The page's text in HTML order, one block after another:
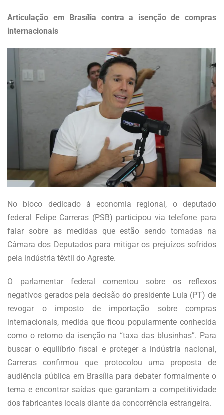
Articulação em Brasília contra a isenção de compras
internacionais
No bloco dedicado à economia regional, o deputado
federal Felipe Carreras (PSB) participou via telefone para
falar sobre as medidas que estão sendo tomadas na
Câmara dos Deputados para mitigar os prejuízos sofridos
pela indústria têxtil do Agreste.
O parlamentar federal comentou sobre os reflexos
negativos gerados pela decisão do presidente Lula (PT) de
revogar o imposto de importação sobre compras
internacionais, medida que ficou popularmente conhecida
como o retorno da isenção na “taxa das blusinhas”. Para
buscar o equilíbrio fiscal e proteger a indústria nacional,
Carreras confirmou que protocolou uma proposta de
audiência pública em Brasília para debater formalmente o
tema e encontrar saídas que garantam a competitividade
dos fabricantes locais diante da concorrência estrangeira.